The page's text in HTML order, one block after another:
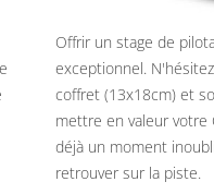
Offrir un stage de
exceptionnel.
coffret (13x18cm) et
mettre en valeur votre
déjà un moment
retrouver sur la piste.